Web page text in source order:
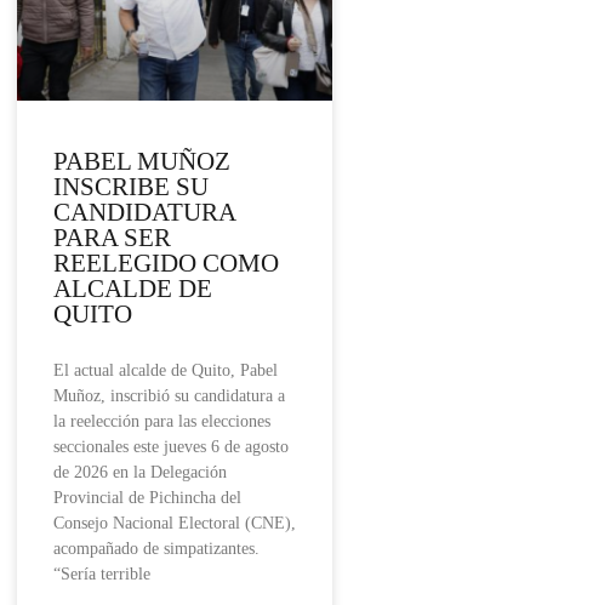
PABEL MUÑOZ
INSCRIBE SU
CANDIDATURA
PARA SER
REELEGIDO COMO
ALCALDE DE
QUITO
El actual alcalde de Quito, Pabel
Muñoz, inscribió su candidatura a
la reelección para las elecciones
seccionales este jueves 6 de agosto
de 2026 en la Delegación
Provincial de Pichincha del
Consejo Nacional Electoral (CNE),
acompañado de simpatizantes.
“Sería terrible